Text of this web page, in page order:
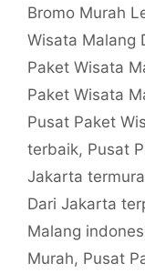
Bromo Murah
Wisata Malang
Paket Wisata
Paket Wisata
Pusat Paket
terbaik, Pusat
Jakarta
Dari Jakarta
Malang
Murah, Pusat